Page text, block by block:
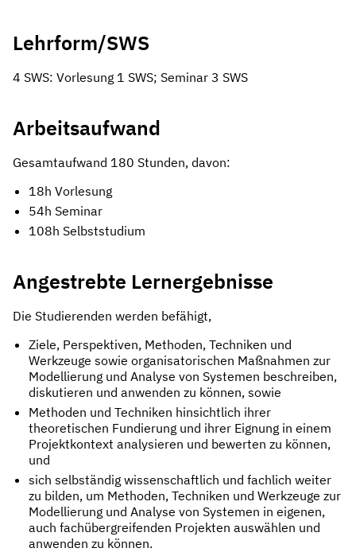
Lehrform/SWS
4 SWS: Vorlesung 1 SWS; Seminar 3 SWS
Arbeitsaufwand
Gesamtaufwand 180 Stunden, davon:
18h Vorlesung
54h Seminar
108h Selbststudium
Angestrebte Lernergebnisse
Die Studierenden werden befähigt,
Ziele, Perspektiven, Methoden, Techniken und
Werkzeuge sowie organisatorischen Maßnahmen zur
Modellierung und Analyse von Systemen beschreiben,
diskutieren und anwenden zu können, sowie
Methoden und Techniken hinsichtlich ihrer
theoretischen Fundierung und ihrer Eignung in einem
Projektkontext analysieren und bewerten zu können,
und
sich selbständig wissenschaftlich und fachlich weiter
zu bilden, um Methoden, Techniken und Werkzeuge zur
Modellierung und Analyse von Systemen in eigenen,
auch fachübergreifenden Projekten auswählen und
anwenden zu können.